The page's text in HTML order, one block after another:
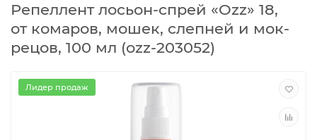
Репеллент лосьон-спрей «Ozz» 18,
от ко­ма­ров, мошек, слеп­ней и мок­
ре­цов, 100 мл (ozz-203052)
Лидер продаж